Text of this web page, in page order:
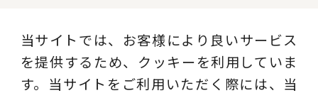
レイヤーズ・コンサルティング
公式SNS
当サイトでは、お客様により良いサービス
を提供するため、クッキーを利用していま
す。当サイトをご利用いただく際には、当